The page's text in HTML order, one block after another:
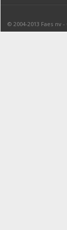
© 2004-2013 Faes nv -